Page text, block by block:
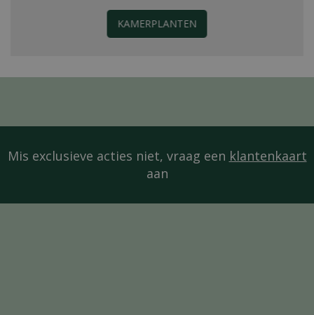
KAMERPLANTEN
Mis exclusieve acties niet, vraag een klantenkaart
aan